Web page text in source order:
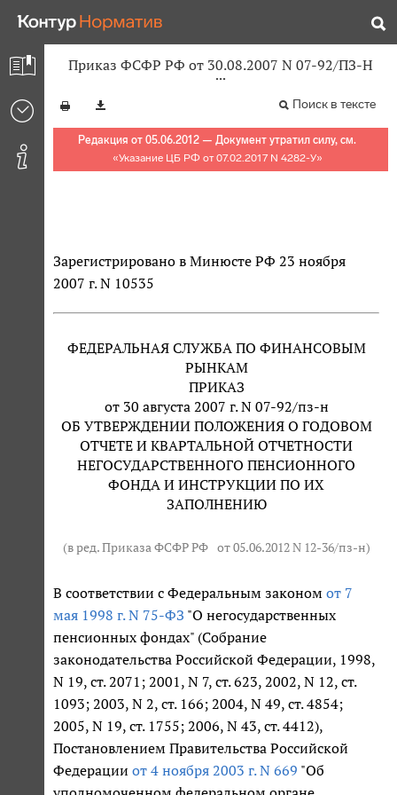
Приказ ФСФР РФ от 30.08.2007 N 07-92/ПЗ-Н
Поиск в тексте
Редакция от 05.06.2012 — Документ утратил силу, см.
«Указание ЦБ РФ от 07.02.2017 N 4282-У»
Зарегистрировано в Минюсте РФ 23 ноября
2007 г. N 10535
ФЕДЕРАЛЬНАЯ СЛУЖБА ПО ФИНАНСОВЫМ
РЫНКАМ
ПРИКАЗ
от 30 августа 2007 г. N 07-92/пз-н
ОБ УТВЕРЖДЕНИИ ПОЛОЖЕНИЯ О ГОДОВОМ
ОТЧЕТЕ И КВАРТАЛЬНОЙ ОТЧЕТНОСТИ
НЕГОСУДАРСТВЕННОГО ПЕНСИОННОГО
ФОНДА И ИНСТРУКЦИИ ПО ИХ
ЗАПОЛНЕНИЮ
(в ред. Приказа ФСФР РФ от 05.06.2012 N 12-36/пз-н)
В соответствии с Федеральным законом от 7
мая 1998 г. N 75-ФЗ "О негосударственных
пенсионных фондах" (Собрание
законодательства Российской Федерации, 1998,
N 19, ст. 2071; 2001, N 7, ст. 623, 2002, N 12, ст.
1093; 2003, N 2, ст. 166; 2004, N 49, ст. 4854;
2005, N 19, ст. 1755; 2006, N 43, ст. 4412),
Постановлением Правительства Российской
Федерации от 4 ноября 2003 г. N 669 "Об